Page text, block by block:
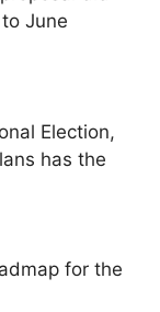
June
Election,
has the
for the